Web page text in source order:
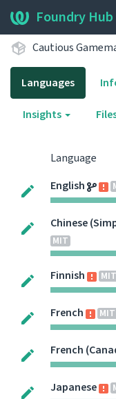
Foundry
Cautious
Languages
Insights
Language
English
Chinese
MIT
Finnish MIT
French MIT
French
Japanese